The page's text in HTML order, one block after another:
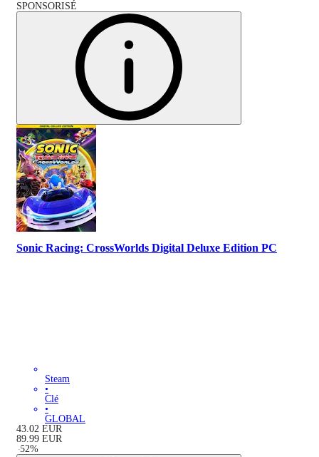
SPONSORISÉ
Sonic Racing: CrossWorlds Digital Deluxe Edition PC
Steam
•
Clé
•
GLOBAL
43.02 EUR
89.99 EUR
-52%